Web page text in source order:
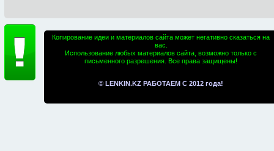
Копирование идеи и материалов сайта может негативно сказаться на
вас.
Использование любых материалов сайта, возможно только с
письменного разрешения. Все права защищены!
© LENKIN.KZ РАБОТАЕМ С 2012 года!